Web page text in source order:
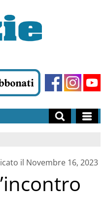
il Novembre 16, 2023